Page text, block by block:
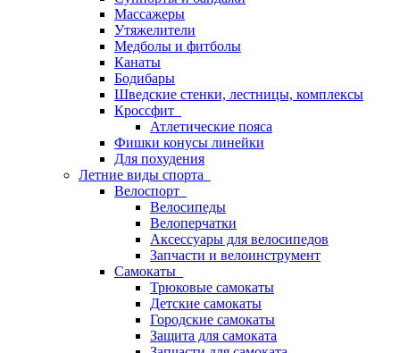
Массажеры
Утяжелители
Медболы и фитболы
Канаты
Бодибары
Шведские стенки, лестницы, комплексы
Кроссфит
Атлетические пояса
Фишки конусы линейки
Для похудения
Летние виды спорта
Велоспорт
Велосипеды
Велоперчатки
Аксессуары для велосипедов
Запчасти и велоинструмент
Самокаты
Трюковые самокаты
Детские самокаты
Городские самокаты
Защита для самоката